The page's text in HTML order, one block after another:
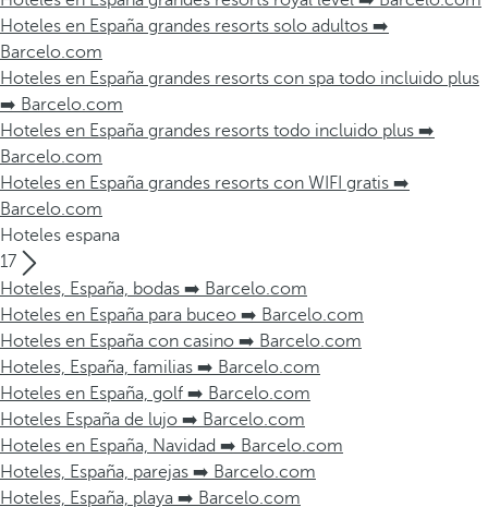
Hoteles en España grandes resorts solo adultos ➡️
Barcelo.com
Hoteles en España grandes resorts con spa todo incluido plus
➡️ Barcelo.com
Hoteles en España grandes resorts todo incluido plus ➡️
Barcelo.com
Hoteles en España grandes resorts con WIFI gratis ➡️
Barcelo.com
Hoteles espana
17
Hoteles, España, bodas ➡️ Barcelo.com
Hoteles en España para buceo ➡️ Barcelo.com
Hoteles en España con casino ➡️ Barcelo.com
Hoteles, España, familias ➡️ Barcelo.com
Hoteles en España, golf ➡️ Barcelo.com
Hoteles España de lujo ➡️ Barcelo.com
Hoteles en España, Navidad ➡️ Barcelo.com
Hoteles, España, parejas ➡️ Barcelo.com
Hoteles, España, playa ➡️ Barcelo.com